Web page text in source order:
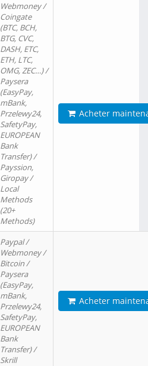
Webmoney /
Coingate
(BTC, BCH,
BTG, CVC,
DASH, ETC,
ETH, LTC,
OMG, ZEC…) /
Paysera
(EasyPay,
mBank,
Przelewy24,
SafetyPay,
EUROPEAN
Bank
Transfer) /
Payssion,
Giropay /
Local
Methods
(20+
Methods)
Acheter
Paypal /
Webmoney /
Bitcoin /
Paysera
(EasyPay,
mBank,
Przelewy24,
SafetyPay,
EUROPEAN
Bank
Transfer) /
Skrill
Acheter